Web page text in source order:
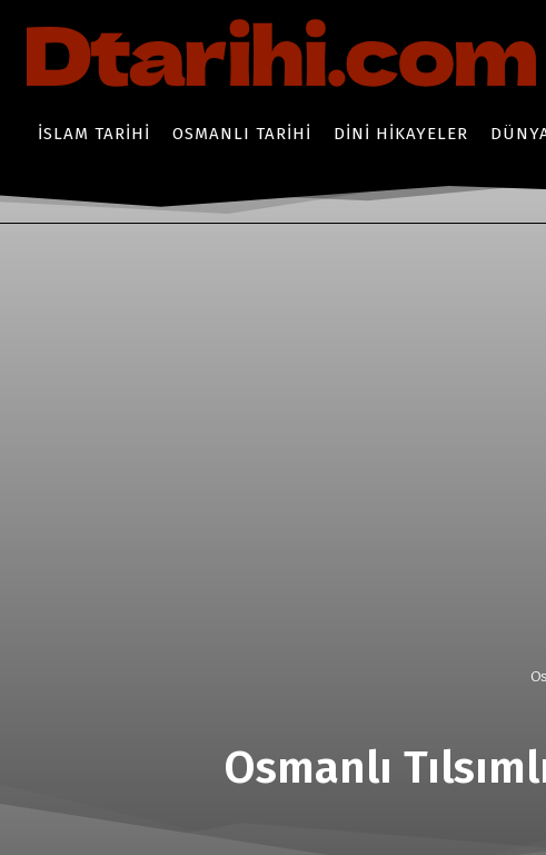
İSLAM TARIHI OSMANLI TARIHI DINI HIKAYELER
Osmanlı